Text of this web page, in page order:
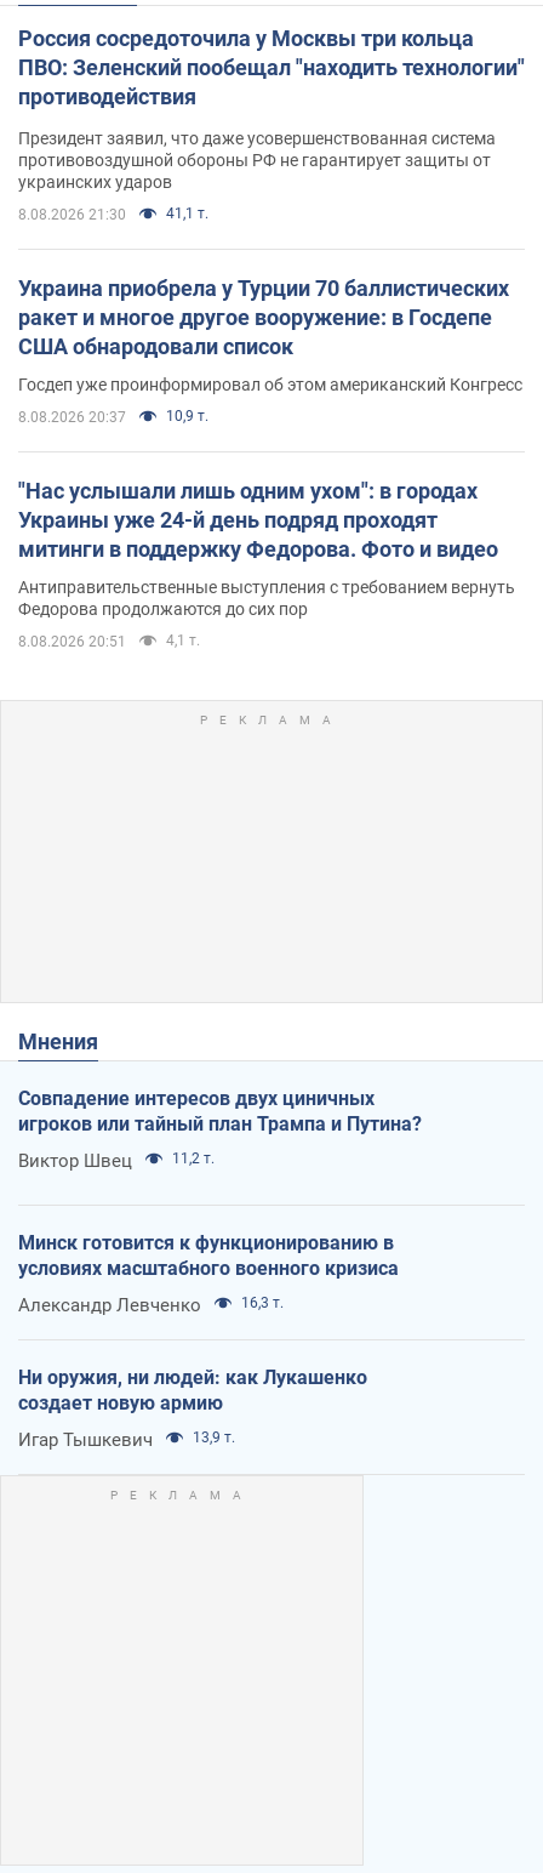
Россия сосредоточила у Москвы три кольца
ПВО: Зеленский пообещал "находить технологии"
противодействия
Президент заявил, что даже усовершенствованная система
противовоздушной обороны РФ не гарантирует защиты от
украинских ударов
8.08.2026 21:30 41,1 т.
Украина приобрела у Турции 70 баллистических
ракет и многое другое вооружение: в Госдепе
США обнародовали список
Госдеп уже проинформировал об этом американский Конгресс
8.08.2026 20:37 10,9 т.
"Нас услышали лишь одним ухом": в городах
Украины уже 24-й день подряд проходят
митинги в поддержку Федорова. Фото и видео
Антиправительственные выступления с требованием вернуть
Федорова продолжаются до сих пор
8.08.2026 20:51 4,1 т.
Мнения
Совпадение интересов двух циничных
игроков или тайный план Трампа и Путина?
Виктор Швец 11,2 т.
Минск готовится к функционированию в
условиях масштабного военного кризиса
Александр Левченко 16,3 т.
Ни оружия, ни людей: как Лукашенко
создает новую армию
Игар Тышкевич 13,9 т.